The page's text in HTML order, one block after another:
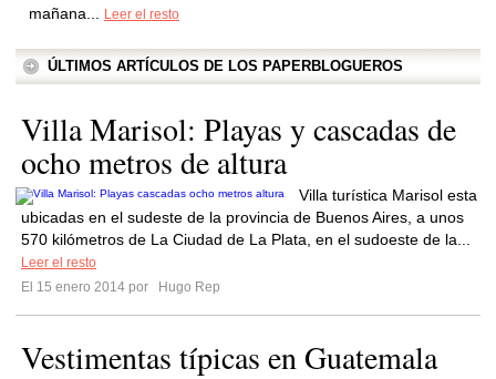
mañana...
Leer el resto
ÚLTIMOS ARTÍCULOS DE LOS PAPERBLOGUEROS
Villa Marisol: Playas y cascadas de
ocho metros de altura
Villa turística Marisol esta
ubicadas en el sudeste de la provincia de Buenos Aires, a unos
570 kilómetros de La Ciudad de La Plata, en el sudoeste de la...
Leer el resto
El 15 enero 2014 por
Hugo Rep
Vestimentas típicas en Guatemala